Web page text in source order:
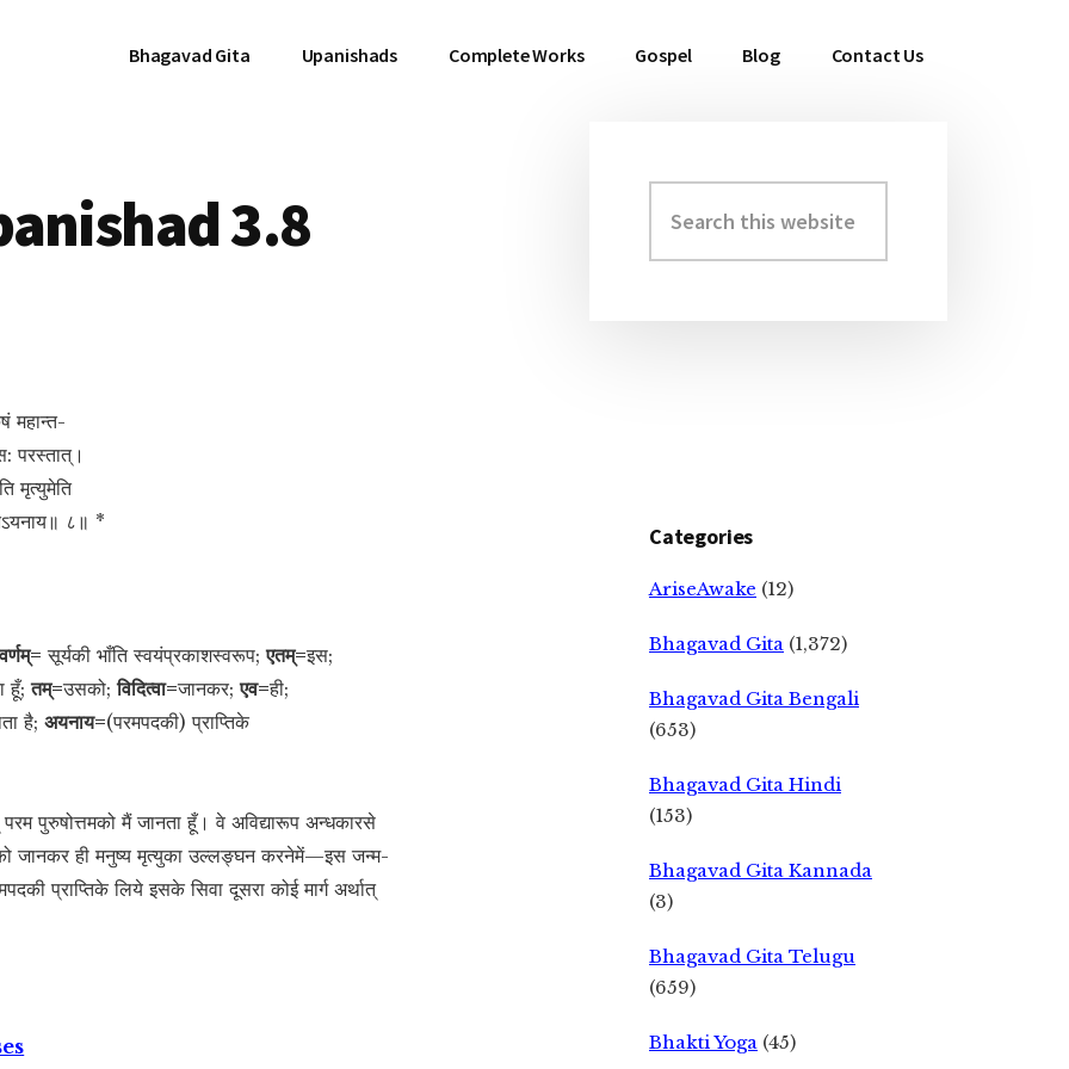
Bhagavad Gita Upanishads Complete Works Gospel Blog Contact Us
3.8
महान्त-
परस्तात्।
मृत्युमेति
८॥ *
सूर्यकी भाँति स्वयंप्रकाशस्वरूप;एतम्=इस;
हूँ;तम्=उसको;विदित्वा=जानकर;एव=ही;
है; अयनाय=(परमपदकी) प्राप्तिके
पुरुषोत्तमको मैं जानता हूँ। वे अविद्यारूप अन्धकारसे
जानकर ही मनुष्य मृत्युका उल्लङ्घन करनेमें—इस जन्म-
प्राप्तिके लिये इसके सिवा दूसरा कोई मार्ग अर्थात्
Primary
Sidebar
this
website
Categories
AriseAwake (12)
Bhagavad Gita (1,372)
Bhagavad Gita Bengali
(653)
Bhagavad Gita Hindi
(153)
Bhagavad Gita Kannada
(3)
Bhagavad Gita Telugu
(659)
Bhakti Yoga (45)